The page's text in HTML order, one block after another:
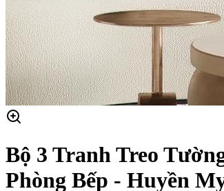
Bộ 3 Tranh Treo
Phòng Bếp - Huyền